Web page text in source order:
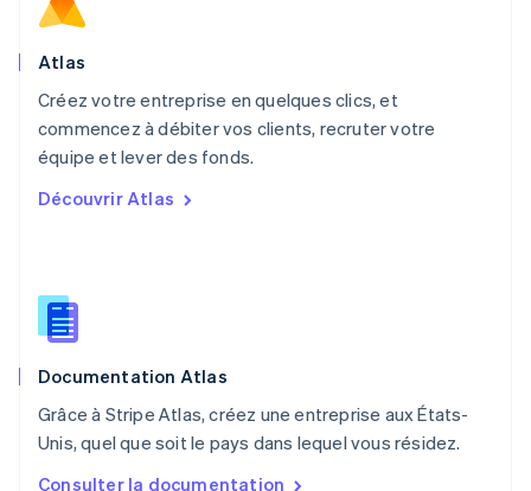
Atlas
Créez votre entreprise en quelques clics, et
commencez à débiter vos clients, recruter votre
équipe et lever des fonds.
Découvrir Atlas
Documentation Atlas
Grâce à Stripe Atlas, créez une entreprise aux États-
Unis, quel que soit le pays dans lequel vous résidez.
Consulter la documentation
English
Nouvelle-Zélande
English
NederlandsEnglish
Pologne
English
PortuguêsEnglish
English
Roumanie
Royaume-Uni
Singapour
English简体中文